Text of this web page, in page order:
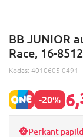
BB JUNIOR
Race, 16-
Kodas: 4010605-0491
-20% 6,
Perkant